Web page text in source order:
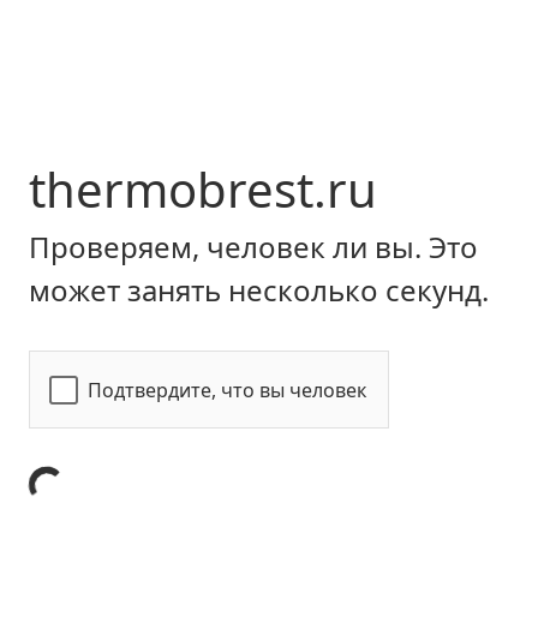
thermobrest.ru
Проверяем, человек ли вы. Это
может занять несколько секунд.
Подтвердите, что вы человек